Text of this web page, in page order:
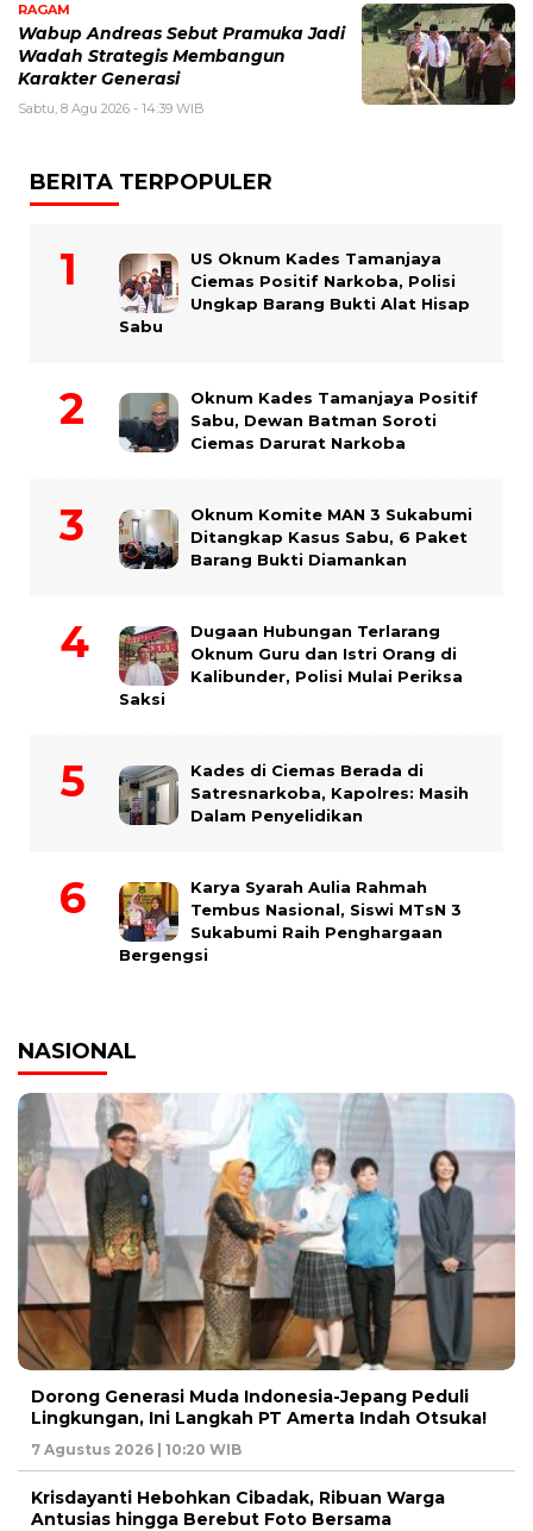
RAGAM
Wabup Andreas Sebut Pramuka Jadi
Wadah Strategis Membangun
Karakter Generasi ‎
Sabtu, 8 Agu 2026 - 14:39 WIB
BERITA TERPOPULER
US Oknum Kades Tamanjaya
Ciemas Positif Narkoba, Polisi
Ungkap Barang Bukti Alat Hisap
Sabu
Oknum Kades Tamanjaya Positif
Sabu, Dewan Batman Soroti
Ciemas Darurat Narkoba
Oknum Komite MAN 3 Sukabumi
Ditangkap Kasus Sabu, 6 Paket
Barang Bukti Diamankan
Dugaan Hubungan Terlarang
Oknum Guru dan Istri Orang di
Kalibunder, Polisi Mulai Periksa
Saksi
Kades di Ciemas Berada di
Satresnarkoba, Kapolres: Masih
Dalam Penyelidikan
Karya Syarah Aulia Rahmah
Tembus Nasional, Siswi MTsN 3
Sukabumi Raih Penghargaan
Bergengsi
NASIONAL
Dorong Generasi Muda Indonesia-Jepang Peduli
Lingkungan, Ini Langkah PT Amerta Indah Otsuka!
7 Agustus 2026 | 10:20 WIB
Krisdayanti Hebohkan Cibadak, Ribuan Warga
Antusias hingga Berebut Foto Bersama